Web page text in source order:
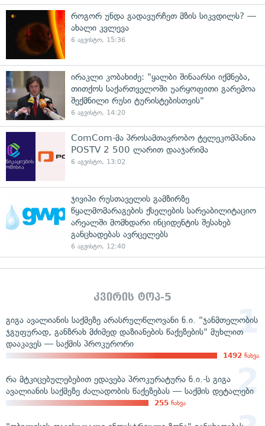
როგორ უნდა გადავურჩეთ მზის სიკვდილს? —
ახალი კვლევა
6 აგვისტო, 15:36
ირაკლი კობახიძე: "ყალბი შინაარსი იქმნება,
თითქოს საქართველოში უარყოფითი გარემოა
შექმნილი რუსი ტურისტებისთვის"
6 აგვისტო, 14:20
ComCom-მა პროსამთავრობო ტელეკომპანია
POSTV 2 500 ლარით დააჯარიმა
6 აგვისტო, 13:02
ჯივიპი რუსთაველის გამზირზე
წყალმომარაგების ქსელების სარეაბილიტაციო
არეალში მომხდარი ინციდენტის შესახებ
განცხადებას ავრცელებს
6 აგვისტო, 12:40
კვირის ტოპ-5
გიგა ავალიანის საქმეზე არასრულწლოვანი ნ.ი. "ჯანმთელობის
ჯგუფურად, განზრახ მძიმედ დაზიანების წაქეზების" მუხლით
დააკავეს — საქმის პროკურორი
1492 ნახვა
რა მტკიცებულებებით ედავება პროკურატურა ნ.ი.-ს გიგა
ავალიანის საქმეზე ძალადობის წაქეზებას — საქმის დეტალები
255 ნახვა